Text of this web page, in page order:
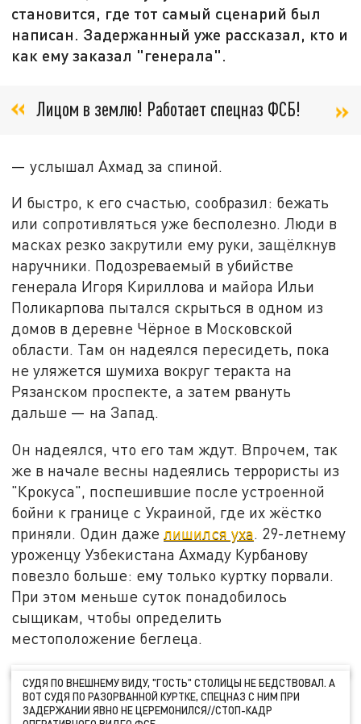
становится, где тот самый сценарий был
написан. Задержанный уже рассказал, кто и
как ему заказал "генерала".
Лицом в землю! Работает спецназ ФСБ!
— услышал Ахмад за спиной.
И быстро, к его счастью, сообразил: бежать
или сопротивляться уже бесполезно. Люди в
масках резко закрутили ему руки, защёлкнув
наручники. Подозреваемый в убийстве
генерала Игоря Кириллова и майора Ильи
Поликарпова пытался скрыться в одном из
домов в деревне Чёрное в Московской
области. Там он надеялся пересидеть, пока
не уляжется шумиха вокруг теракта на
Рязанском проспекте, а затем рвануть
дальше — на Запад.
Он надеялся, что его там ждут. Впрочем, так
же в начале весны надеялись террористы из
"Крокуса", поспешившие после устроенной
бойни к границе с Украиной, где их жёстко
приняли. Один дажелишился уха. 29-летнему
уроженцу Узбекистана Ахмаду Курбанову
повезло больше: ему только куртку порвали.
При этом меньше суток понадобилось
сыщикам, чтобы определить
местоположение беглеца.
СУДЯ ПО ВНЕШНЕМУ ВИДУ, "ГОСТЬ" СТОЛИЦЫ НЕ БЕДСТВОВАЛ. А
ВОТ СУДЯ ПО РАЗОРВАННОЙ КУРТКЕ, СПЕЦНАЗ С НИМ ПРИ
ЗАДЕРЖАНИИ ЯВНО НЕ ЦЕРЕМОНИЛСЯ//СТОП-КАДР